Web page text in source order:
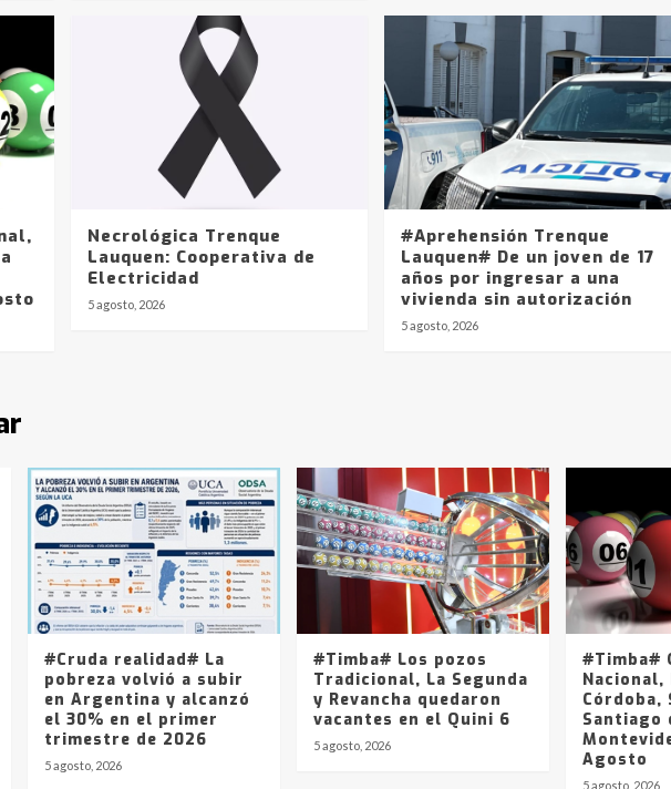
Necrológica Trenque
Lauquen: Cooperativa de
Electricidad
5 agosto, 2026
#Aprehensión Trenque
Lauquen# De un joven de 17
años por ingresar a una
vivienda sin autorización
5 agosto, 2026
#Cruda realidad# La
pobreza volvió a subir
en Argentina y alcanzó
el 30% en el primer
trimestre de 2026
5 agosto, 2026
#Timba# Los pozos
Tradicional, La Segunda
y Revancha quedaron
vacantes en el Quini 6
5 agosto, 2026
#Timba#
Nacional,
Córdoba,
Santiago
Agosto
5 agosto, 2026